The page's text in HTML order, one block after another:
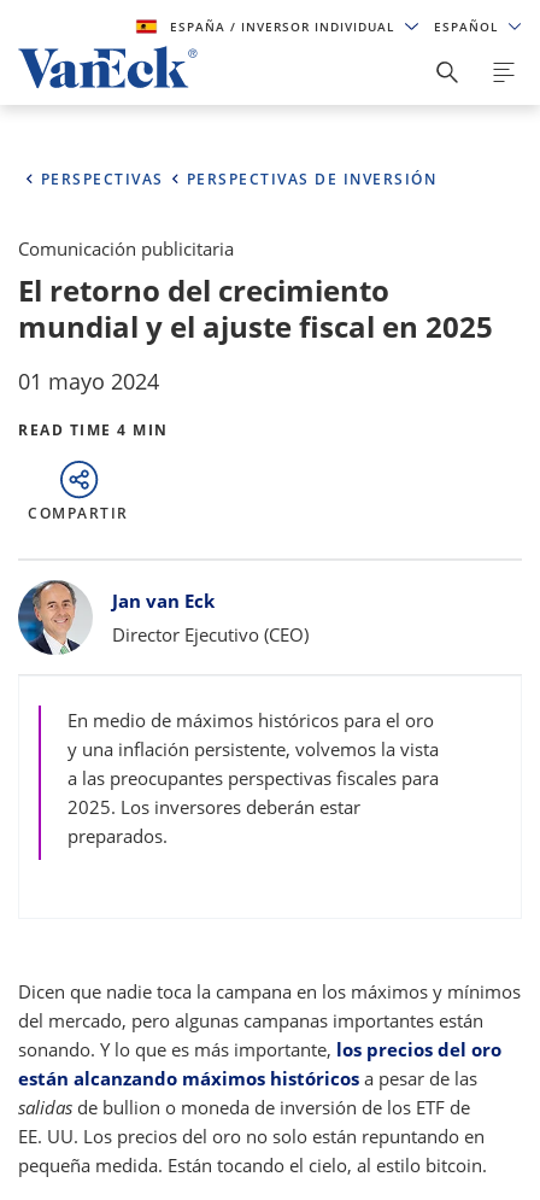
ESPAÑA/ INVERSOR INDIVIDUAL ESPAÑOL
PERSPECTIVAS PERSPECTIVAS DE INVERSIÓN
Comunicación publicitaria
El retorno del crecimiento
mundial y el ajuste fiscal en 2025
01 mayo 2024
READ TIME 4 MIN
COMPARTIR
Bylines
Jan van Eck
Director Ejecutivo (CEO)
En medio de máximos históricos para el oro
y una inflación persistente, volvemos la vista
a las preocupantes perspectivas fiscales para
2025. Los inversores deberán estar
preparados.
Dicen que nadie toca la campana en los máximos y mínimos
del mercado, pero algunas campanas importantes están
sonando. Y lo que es más importante, los precios del oro
están alcanzando máximos históricos a pesar de las
salidas de bullion o moneda de inversión de los ETF de
EE. UU. Los precios del oro no solo están repuntando en
pequeña medida. Están tocando el cielo, al estilo bitcoin.